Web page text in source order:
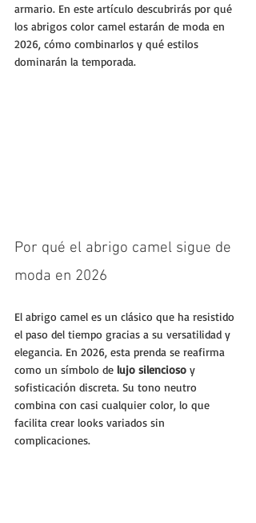
armario. En este artículo descubrirás por qué
los abrigos color camel estarán de moda en
2026, cómo combinarlos y qué estilos
dominarán la temporada.
Por qué el abrigo camel sigue de
moda en 2026
El abrigo camel es un clásico que ha resistido
el paso del tiempo gracias a su versatilidad y
elegancia. En 2026, esta prenda se reafirma
como un símbolo de lujo silencioso y
sofisticación discreta. Su tono neutro
combina con casi cualquier color, lo que
facilita crear looks variados sin
complicaciones.